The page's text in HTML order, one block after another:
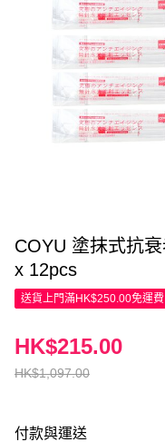
COYU 塗抹式抗衰老水光針(HIFU嬰肌針) 2ml
x 12pcs
送貨上門滿HK$250.00免運費
HK$1,097.00
HK$215.00
付款與運送